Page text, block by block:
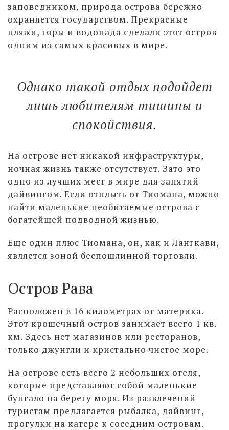
заповедником, природа острова бережно
охраняется государством. Прекрасные
пляжи, горы и водопада сделали этот остров
одним из самых красивых в мире.
Однако такой отдых подойдет
лишь любителям тишины и
спокойствия.
На острове нет никакой инфраструктуры,
ночная жизнь также отсутствует. Зато это
одно из лучших мест в мире для занятий
дайвингом. Если отплыть от Тиомана, можно
найти маленькие необитаемые острова с
богатейшей подводной жизнью.
Еще один плюс Тиомана, он, как и Лангкави,
является зоной беспошлинной торговли.
Остров Рава
Расположен в 16 километрах от материка.
Этот крошечный остров занимает всего 1 кв.
км. Здесь нет магазинов или ресторанов,
только джунгли и кристально чистое море.
На острове есть всего 2 небольших отеля,
которые представляют собой маленькие
бунгало на берегу моря. Из развлечений
туристам предлагается рыбалка, дайвинг,
прогулки на катере к соседним островам.